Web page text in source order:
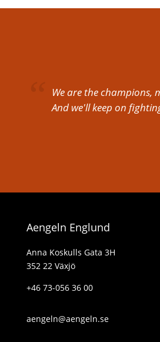
We are the champions,
And we'll keep on
Aengeln Englund
Anna Koskulls Gata 3H
352 22 Växjö
+46 73-056 36 00
aengeln@aengeln.se